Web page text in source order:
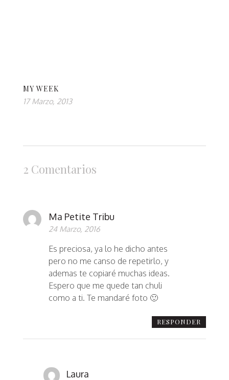
MY WEEK
17 Marzo, 2013
2 Comentarios
Ma Petite Tribu
24 Marzo, 2016
Es preciosa, ya lo he dicho antes
pero no me canso de repetirlo, y
ademas te copiaré muchas ideas.
Espero que me quede tan chuli
como a ti. Te mandaré foto 🙂
RESPONDER
Laura